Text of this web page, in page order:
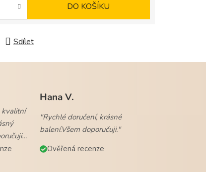
DO KOŠÍKU
Sdílet
kvalitní
Hana V.
"Rychlé doručení, krásné
balení.Všem doporučuji."
Ověřená recenze